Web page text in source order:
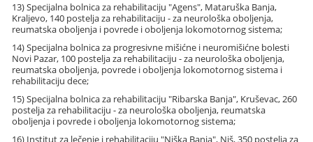
13) Specijalna bolnica za rehabilitaciju "Agens", Mataruška Banja,
Kraljevo, 140 postelja za rehabilitaciju - za neurološka oboljenja,
reumatska oboljenja i povrede i oboljenja lokomotornog sistema;
14) Specijalna bolnica za progresivne mišićne i neuromišićne bolesti
Novi Pazar, 100 postelja za rehabilitaciju - za neurološka oboljenja,
reumatska oboljenja, povrede i oboljenja lokomotornog sistema i
rehabilitaciju dece;
15) Specijalna bolnica za rehabilitaciju "Ribarska Banja", Kruševac, 260
postelja za rehabilitaciju - za neurološka oboljenja, reumatska
oboljenja i povrede i oboljenja lokomotornog sistema;
16) Institut za lečenje i rehabilitaciju "Niška Banja", Niš, 350 postelja za